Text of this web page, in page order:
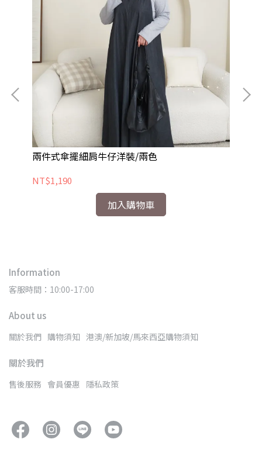
兩件式傘擺細肩牛仔洋裝/兩色
NT$1,190
加入購物車
Information
客服時間：10:00-17:00
About us
關於我們 購物須知 港澳/新加坡/馬來西亞購物須知
關於我們
售後服務 會員優惠 隱私政策